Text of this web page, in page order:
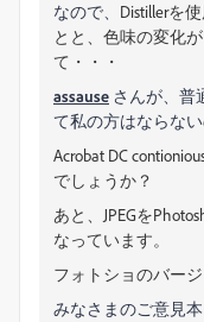
なので、 Distillerを
とと、色味の変化
て・・・
assause さんが、普
て私の方はならな
Acrobat DC
でしょうか？
あと、 JPEGを
なっています。
フォトショのバージ
みなさまのご意見